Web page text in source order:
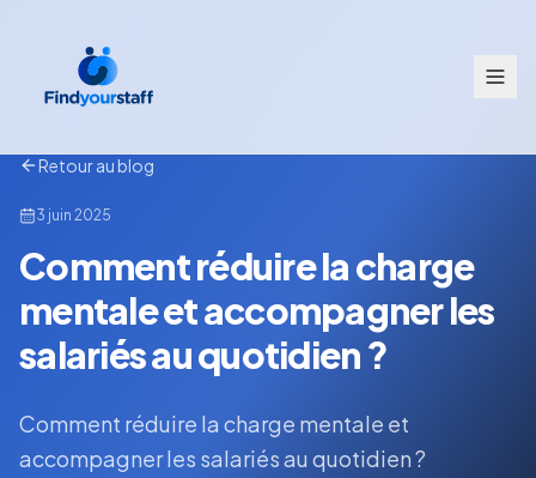
Retour au blog
3 juin 2025
Comment réduire la charge
mentale et accompagner les
salariés au quotidien ?
Comment réduire la charge mentale et
accompagner les salariés au quotidien ?